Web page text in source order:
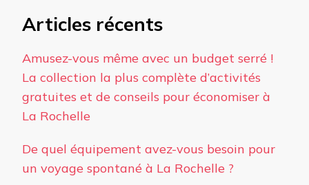
Articles récents
Amusez-vous même avec un budget serré !
La collection la plus complète d’activités
gratuites et de conseils pour économiser à
La Rochelle
De quel équipement avez-vous besoin pour
un voyage spontané à La Rochelle ?